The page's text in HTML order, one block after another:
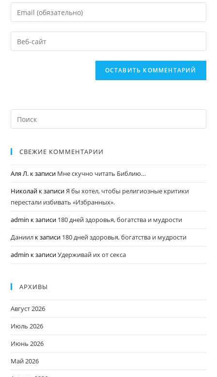
СВЕЖИЕ КОММЕНТАРИИ
Аля Л. к записи Мне скучно читать Библию…
Николай к записиЯ бы хотел, чтобы религиозные критики
перестали избивать «Избранных».
admin к записи 180 дней здоровья, богатства и мудрости
Даниил к записи 180 дней здоровья, богатства и мудрости
admin к записиУдерживай их от секса
АРХИВЫ
Август 2026
Июль 2026
Июнь 2026
Май 2026